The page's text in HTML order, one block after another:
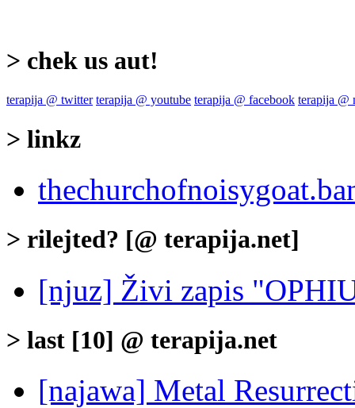
> chek us aut!
terapija @ twitter terapija @ youtube terapija @ facebook terapija @
> linkz
> rilejted? [@ terapija.net]
[njuz] Živi zapis
> last [10] @ terapija.net
[najawa] Metal